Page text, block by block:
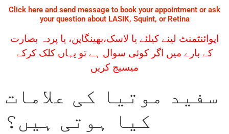
Click here and send message to book your appointment or ask
your question about LASIK, Squint, or Retina
اپوائنٹمنٹ لینے کیلئے یا لاسک،بھینگاپن، یا پردہ بصارت
کے بارے میں اگر کوئی سوال ہے تو یہاں کلک کرکے
میسیج کریں
سفید موتیا کی علامات
کیا ہوتی ہیں؟